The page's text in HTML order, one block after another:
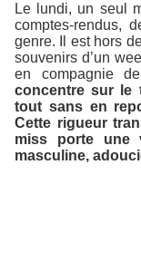
Le lundi, un seul
comptes-rendus,
genre. Il est hors
souvenirs d’un
en compagnie
concentre sur le
tout sans en
Cette rigueur
miss porte une
masculine,